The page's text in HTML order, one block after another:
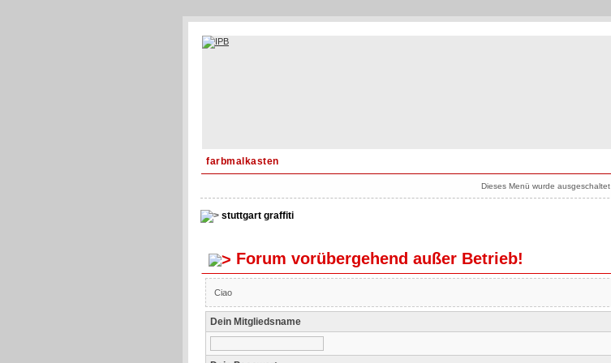
farbmalkasten
Dieses Menü wurde ausgeschaltet
stuttgart graffiti
Forum vorübergehend außer Betrieb!
Ciao
Dein Mitgliedsname